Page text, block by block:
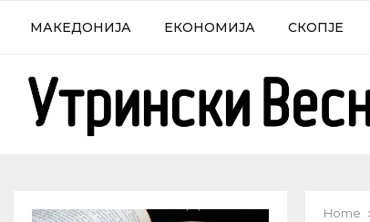
МАКЕДОНИЈА ЕКОНОМИЈА СКОПЈЕ
Home